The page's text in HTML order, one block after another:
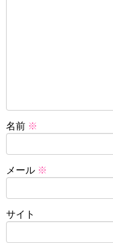
名前 ※
メール ※
サイト